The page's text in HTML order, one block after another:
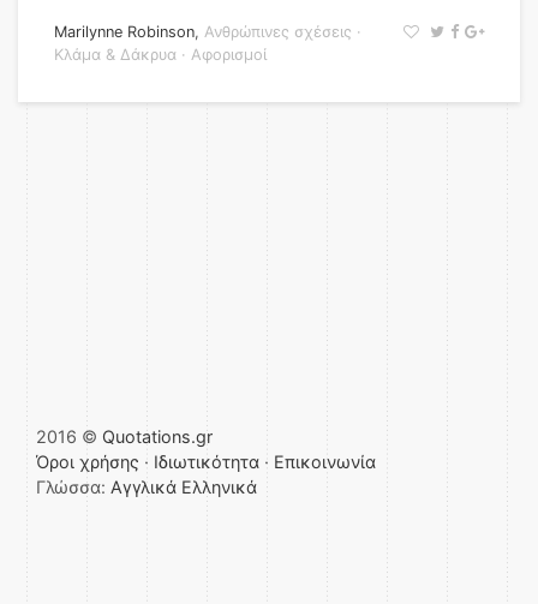
Marilynne Robinson, Ανθρώπινες σχέσεις ·
Κλάμα & Δάκρυα · Αφορισμοί
2016 © Quotations.gr
Όροι χρήσης · Ιδιωτικότητα · Επικοινωνία
Γλώσσα: Αγγλικά Ελληνικά